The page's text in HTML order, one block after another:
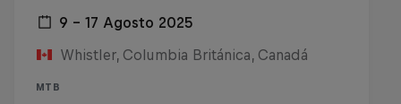
9 – 17 Agosto 2025
Whistler, Columbia Británica, Canadá
MTB